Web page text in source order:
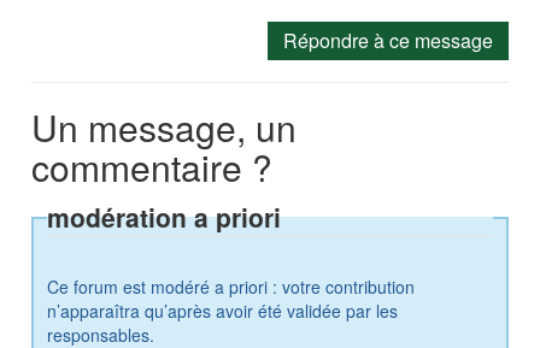
Répondre à ce message
Un message, un
commentaire ?
modération a priori
Ce forum est modéré a priori : votre contribution
n’apparaîtra qu’après avoir été validée par les
responsables.